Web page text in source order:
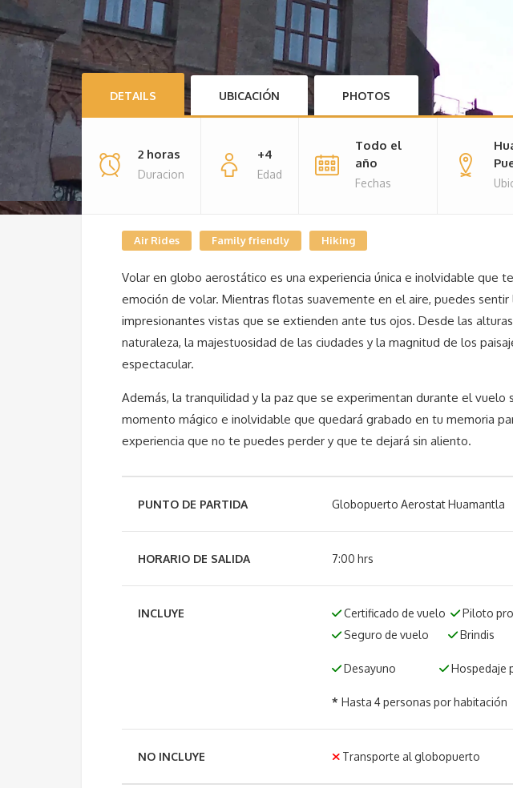
DETAILS UBICACIÓN PHOTOS
2 horas
Duracion
+4
Edad
Todo el
año
Fechas
Air Rides Family friendly Hiking
Volar en globo aerostático es una experiencia única e inolvidable que
emoción de volar. Mientras flotas suavemente en el aire, puedes
impresionantes vistas que se extienden ante tus ojos. Desde las
naturaleza, la majestuosidad de las ciudades y la magnitud de los
espectacular.
Además, la tranquilidad y la paz que se experimentan durante el vuelo
momento mágico e inolvidable que quedará grabado en tu memoria
experiencia que no te puedes perder y que te dejará sin aliento.
PUNTO DE PARTIDA Globopuerto Aerostat Huamantla
HORARIO DE SALIDA 7:00 hrs
INCLUYE Certificado de vuelo
Piloto
Seguro de vuelo
Brindis
Desayuno Hospedaje
* Hasta 4 personas por habitación
NO INCLUYE Transporte al globopuerto